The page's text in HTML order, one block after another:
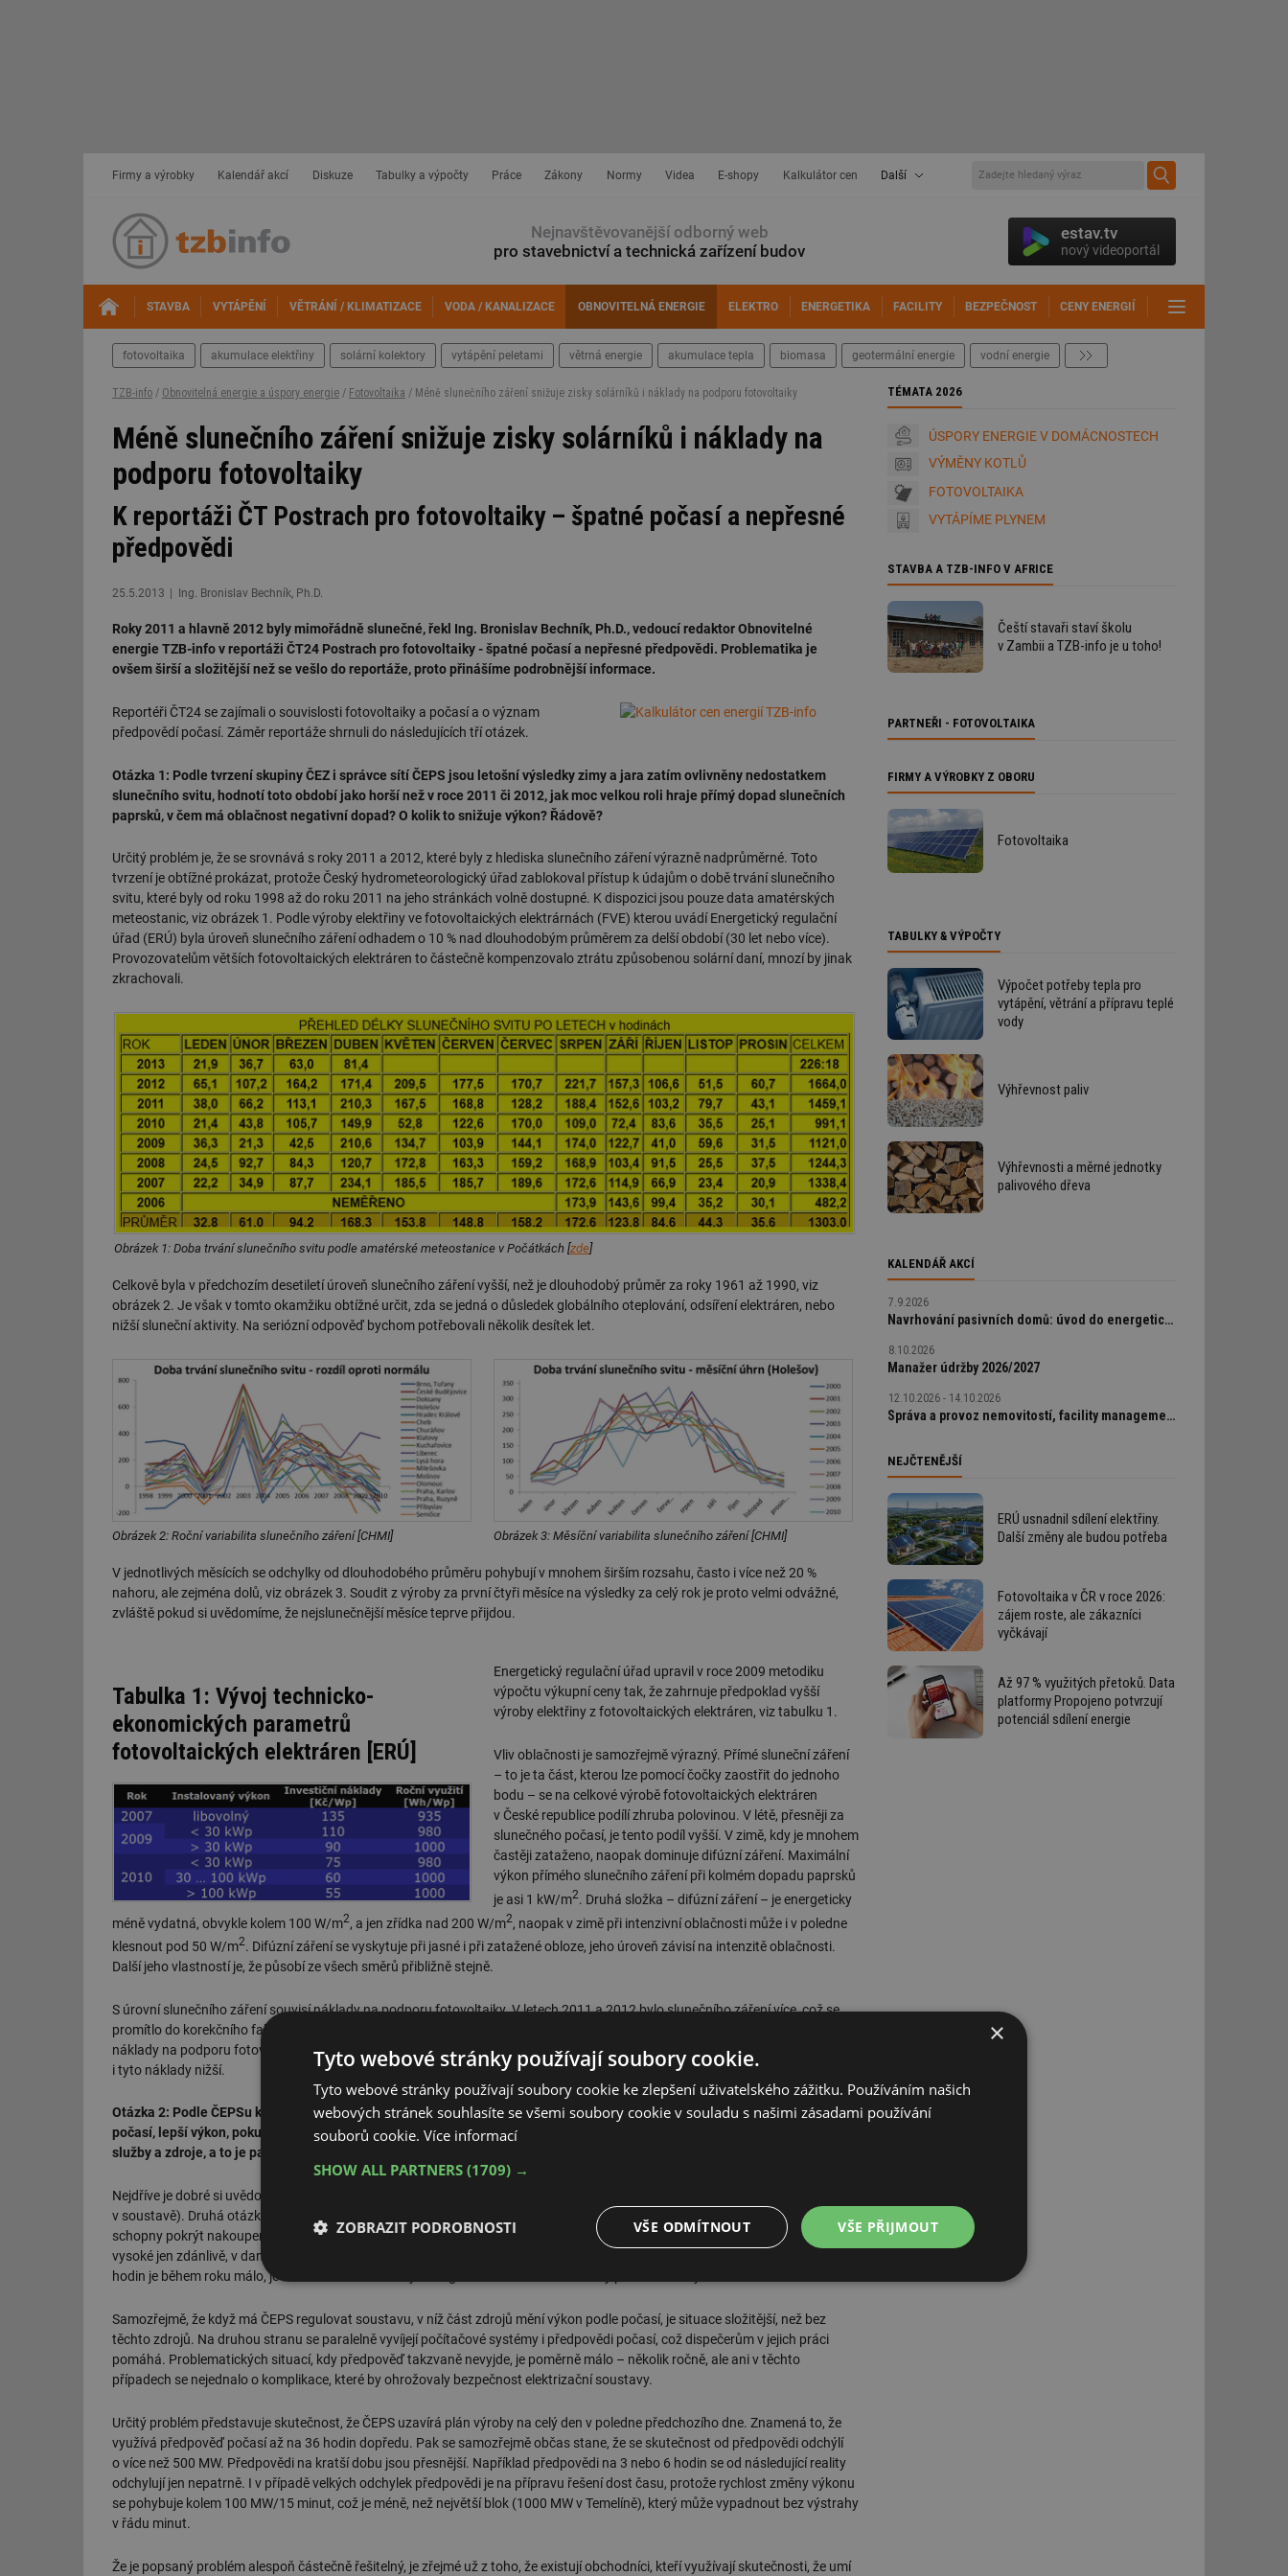
Firmy a výrobky Kalendář akcí Diskuze Tabulky a výpočty Práce Zákony Normy Videa E-shopy Kalkulátor cen Další
Nejnavštěvovanější odborný web
pro stavebnictví a technická zařízení budov
estav.tv
nový videoportál
STAVBA VYTÁPĚNÍ VĚTRÁNÍ / KLIMATIZACE VODA / KANALIZACE OBNOVITELNÁ ENERGIE ELEKTRO ENERGETIKA FACILITY BEZPEČNOST CENY ENERGIÍ
fotovoltaika akumulace elektřiny solární kolektory vytápění peletami větrná energie akumulace tepla biomasa geotermální energie vodní energie
TZB-info / Obnovitelná energie a úspory energie / Fotovoltaika / Méně slunečního záření snižuje zisky solárníků i náklady na podporu fotovoltaiky
Méně slunečního záření snižuje zisky solárníků i náklady na
podporu fotovoltaiky
K reportáži ČT Postrach pro fotovoltaiky – špatné počasí a nepřesné
předpovědi
25.5.2013 Ing. Bronislav Bechník, Ph.D.
Roky 2011 a hlavně 2012 byly mimořádně slunečné, řekl Ing. Bronislav Bechník, Ph.D., vedoucí redaktor Obnovitelné
energie TZB-info v reportáži ČT24 Postrach pro fotovoltaiky - špatné počasí a nepřesné předpovědi. Problematika je
ovšem širší a složitější než se vešlo do reportáže, proto přinášíme podrobnější informace.
Reportéři ČT24 se zajímali o souvislosti fotovoltaiky a počasí a o význam
předpovědí počasí. Záměr reportáže shrnuli do následujících tří otázek.
Otázka 1: Podle tvrzení skupiny ČEZ i správce sítí ČEPS jsou letošní výsledky zimy a jara zatím ovlivněny nedostatkem
slunečního svitu, hodnotí toto období jako horší než v roce 2011 či 2012, jak moc velkou roli hraje přímý dopad slunečních
paprsků, v čem má oblačnost negativní dopad? O kolik to snižuje výkon? Řádově?
Určitý problém je, že se srovnává s roky 2011 a 2012, které byly z hlediska slunečního záření výrazně nadprůměrné. Toto
tvrzení je obtížné prokázat, protože Český hydrometeorologický úřad zablokoval přístup k údajům o době trvání slunečního
svitu, které byly od roku 1998 až do roku 2011 na jeho stránkách volně dostupné. K dispozici jsou pouze data amatérských
meteostanic, viz obrázek 1. Podle výroby elektřiny ve fotovoltaických elektrárnách (FVE) kterou uvádí Energetický regulační
úřad (ERÚ) byla úroveň slunečního záření odhadem o 10 % nad dlouhodobým průměrem za delší období (30 let nebo více).
Provozovatelům větších fotovoltaických elektráren to částečně kompenzovalo ztrátu způsobenou solární daní, mnozí by jinak
zkrachovali.
Obrázek 1: Doba trvání slunečního svitu podle amatérské meteostanice v Počátkách [zde]
Celkově byla v předchozím desetiletí úroveň slunečního záření vyšší, než je dlouhodobý průměr za roky 1961 až 1990, viz
obrázek 2. Je však v tomto okamžiku obtížné určit, zda se jedná o důsledek globálního oteplování, odsíření elektráren, nebo
nižší sluneční aktivity. Na seriózní odpověď bychom potřebovali několik desítek let.
Obrázek 2: Roční variabilita slunečního záření [CHMI] Obrázek 3: Měsíční variabilita slunečního záření [CHMI]
V jednotlivých měsících se odchylky od dlouhodobého průměru pohybují v mnohem širším rozsahu, často i více než 20 %
nahoru, ale zejména dolů, viz obrázek 3. Soudit z výroby za první čtyři měsíce na výsledky za celý rok je proto velmi odvážné,
zvláště pokud si uvědomíme, že nejslunečnější měsíce teprve přijdou.
Tabulka 1: Vývoj technicko-
ekonomických parametrů
fotovoltaických elektráren [ERÚ]
Energetický regulační úřad upravil v roce 2009 metodiku
výpočtu výkupní ceny tak, že zahrnuje předpoklad vyšší
výroby elektřiny z fotovoltaických elektráren, viz tabulku 1.
Vliv oblačnosti je samozřejmě výrazný. Přímé sluneční záření
– to je ta část, kterou lze pomocí čočky zaostřit do jednoho
bodu – se na celkové výrobě fotovoltaických elektráren
v České republice podílí zhruba polovinou. V létě, přesněji za
slunečného počasí, je tento podíl vyšší. V zimě, kdy je mnohem
častěji zataženo, naopak dominuje difúzní záření. Maximální
výkon přímého slunečního záření při kolmém dopadu paprsků
je asi 1 kW/m2. Druhá složka – difúzní záření – je energeticky
méně vydatná, obvykle kolem 100 W/m2, a jen zřídka nad 200 W/m2, naopak v zimě při intenzivní oblačnosti může i v poledne
klesnout pod 50 W/m2. Difúzní záření se vyskytuje při jasné i při zatažené obloze, jeho úroveň závisí na intenzitě oblačnosti.
Další jeho vlastností je, že působí ze všech směrů přibližně stejně.
S úrovní slunečního záření souvisí náklady na podporu fotovoltaiky. V letech 2011 a 2012 bylo slunečního záření více, což se
promítlo do korekčního faktoru, který je v letošním roce kolem 5 mld. Kč. Na základě zkušeností z předchozích let odhaduje ERÚ
náklady na podporu fotovoltaiky v letošním roce na 24 mld. Kč. Pokud by slunečního záření bylo v letošním roce méně, budou
i tyto náklady nižší.
Otázka 2: Podle ČEPSu komplikují nákupy a vyvažování zdrojů elektřiny třeba špatné predikce počasí – odhaduje se dobré
počasí, lepší výkon, pokud to ale nevyjde – následují špatné odhady výroby elektřiny ve FVE a ČEPS používá podpůrné
služby a zdroje, a to je pak na poslední chvíli hodně drahé, je v tomto situace ČEPS opravdu složitá?
Nejdříve je dobré si uvědomit, že ČEPS tak jako tak nakupuje podpůrné služby pro případ výpadku Temelína (největší zdroj
v soustavě). Druhá otázka je, kolik je takových případů předpovědi počasí, kdy je odchylka výroby fotovoltaiky větší, než jsou
schopny pokrýt nakoupené služby. Podle informací ČEPS je takových dnů jen několik v roce. Náklady jsou v takovém případě
vysoké jen zdánlivě, v daných hodinách jsou sice několikanásobně vyšší, než za normálních okolností, ale protože takových
hodin je během roku málo, je vliv na celkové náklady na regulaci elektrizační soustavy poměrně nízký.
Samozřejmě, že když má ČEPS regulovat soustavu, v níž část zdrojů mění výkon podle počasí, je situace složitější, než bez
těchto zdrojů. Na druhou stranu se paralelně vyvíjejí počítačové systémy i předpovědi počasí, což dispečerům v jejich práci
pomáhá. Problematických situací, kdy předpověď takzvaně nevyjde, je poměrně málo – několik ročně, ale ani v těchto
případech se nejednalo o komplikace, které by ohrožovaly bezpečnost elektrizační soustavy.
Určitý problém představuje skutečnost, že ČEPS uzavírá plán výroby na celý den v poledne předchozího dne. Znamená to, že
využívá předpověď počasí až na 36 hodin dopředu. Pak se samozřejmě občas stane, že se skutečnost od předpovědi odchýlí
o více než 500 MW. Předpovědi na kratší dobu jsou přesnější. Například předpovědi na 3 nebo 6 hodin se od následující reality
odchylují jen nepatrně. I v případě velkých odchylek předpovědi je na přípravu řešení dost času, protože rychlost změny výkonu
se pohybuje kolem 100 MW/15 minut, což je méně, než největší blok (1000 MW v Temelíně), který může vypadnout bez výstrahy
v řádu minut.
Že je popsaný problém alespoň částečně řešitelný, je zřejmé už z toho, že existují obchodníci, kteří využívají skutečnosti, že umí
TÉMATA 2026
ÚSPORY ENERGIE V DOMÁCNOSTECH
VÝMĚNY KOTLŮ
FOTOVOLTAIKA
VYTÁPÍME PLYNEM
STAVBA A TZB-INFO V AFRICE
Čeští stavaři staví školu
v Zambii a TZB-info je u toho!
PARTNEŘI - FOTOVOLTAIKA
FIRMY A VÝROBKY Z OBORU
Fotovoltaika
TABULKY & VÝPOČTY
Výpočet potřeby tepla pro
vytápění, větrání a přípravu teplé
vody
Výhřevnost paliv
Výhřevnosti a měrné jednotky
palivového dřeva
KALENDÁŘ AKCÍ
7.9.2026
Navrhování pasivních domů: úvod do energeticky úsporné výstavby
8.10.2026
Manažer údržby 2026/2027
12.10.2026 - 14.10.2026
Správa a provoz nemovitostí, facility management v praxi
NEJČTENĚJŠÍ
ERÚ usnadnil sdílení elektřiny.
Další změny ale budou potřeba
Fotovoltaika v ČR v roce 2026:
zájem roste, ale zákazníci
vyčkávají
Až 97 % využitých přetoků. Data
platformy Propojeno potvrzují
potenciál sdílení energie
×
Tyto webové stránky používají soubory cookie.
Tyto webové stránky používají soubory cookie ke zlepšení uživatelského zážitku. Používáním našich
webových stránek souhlasíte se všemi soubory cookie v souladu s našimi zásadami používání
souborů cookie. Více informací
SHOW ALL PARTNERS (1709) →
VŠE PŘIJMOUT
VŠE ODMÍTNOUT
ZOBRAZIT PODROBNOSTI
Nezbytně nutné
Výkonové
Soubory cílení Funkční soubory
Nezařazené
Nezbytně nutné soubory Výkonové soubory Soubory cílení Funkční soubory Nezařazené soubory
Nezbytně nutné soubory cookie umožňují základní funkce webových stránek, jako je přihlášení uživatele a správa účtu. Webové
stránky nelze bez nezbytně nutných souborů cookie správně používat.
Provider
g_state
.forum.tzb-
info.cz
Zavřením
prohlížeče
Slouží k přihlášení pomocí Google